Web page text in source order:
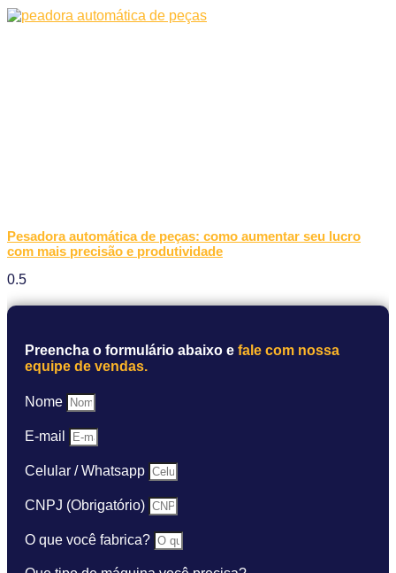
Pesadora automática de peças: como aumentar seu lucro
com mais precisão e produtividade
Preencha o formulário abaixo e fale com nossa
equipe de vendas.
Nome
E-mail
Celular / Whatsapp
CNPJ (Obrigatório)
O que você fabrica?